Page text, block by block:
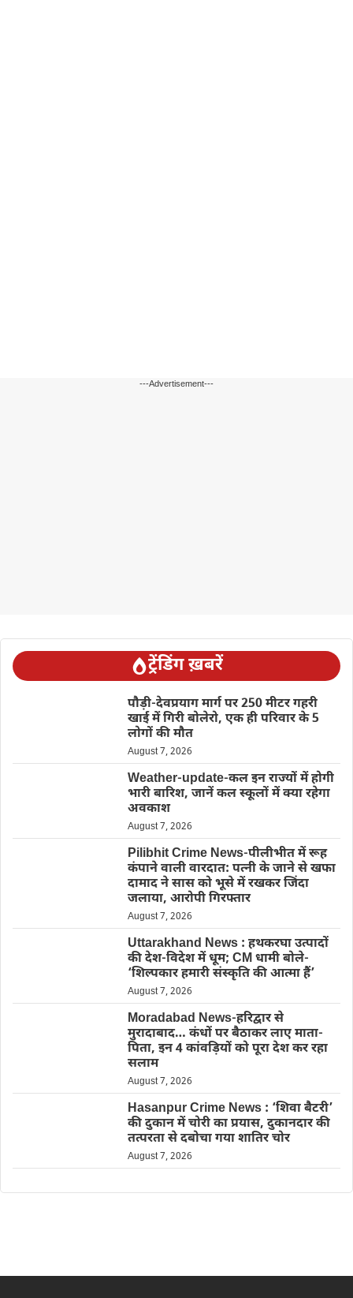
---Advertisement---
ट्रेंडिंग ख़बरें
पौड़ी-देवप्रयाग मार्ग पर 250 मीटर गहरी
खाई में गिरी बोलेरो, एक ही परिवार के 5
लोगों की मौत
August 7, 2026
Weather-update-कल इन राज्यों में होगी
भारी बारिश, जानें कल स्कूलों में क्या रहेगा
अवकाश
August 7, 2026
Pilibhit Crime News-पीलीभीत में रूह
कंपाने वाली वारदात: पत्नी के जाने से खफा
दामाद ने सास को भूसे में रखकर जिंदा
जलाया, आरोपी गिरफ्तार
August 7, 2026
Uttarakhand News : हथकरघा उत्पादों
की देश-विदेश में धूम; CM धामी बोले-
‘शिल्पकार हमारी संस्कृति की आत्मा हैं’
August 7, 2026
Moradabad News-हरिद्वार से
मुरादाबाद… कंधों पर बैठाकर लाए माता-
पिता, इन 4 कांवड़ियों को पूरा देश कर रहा
सलाम
August 7, 2026
Hasanpur Crime News : ‘शिवा बैटरी’
की दुकान में चोरी का प्रयास, दुकानदार की
तत्परता से दबोचा गया शातिर चोर
August 7, 2026